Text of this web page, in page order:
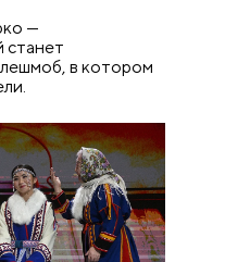
—
станет
в котором